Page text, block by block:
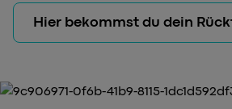
Hier bekommst du dein